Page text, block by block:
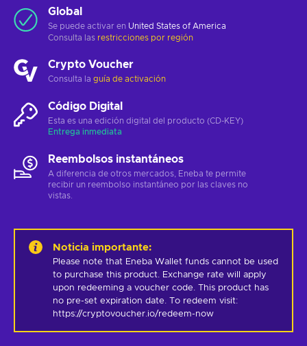
Global
Se puede activar en United States of America
Consulta las restricciones por región
Crypto Voucher
Consulta la guía de activación
Código Digital
Esta es una edición digital del producto (CD-KEY)
Entrega inmediata
Reembolsos instantáneos
A diferencia de otros mercados, Eneba te permite
recibir un reembolso instantáneo por las claves no
vistas.
Noticia importante:
Please note that Eneba Wallet funds cannot be used
to purchase this product. Exchange rate will apply
upon redeeming a voucher code. This product has
no pre-set expiration date. To redeem visit:
https://cryptovoucher.io/redeem-now